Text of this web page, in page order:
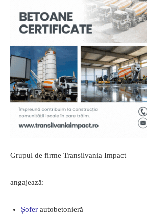
Grupul de firme Transilvania Impact
angajează:
Șofer autobetonieră